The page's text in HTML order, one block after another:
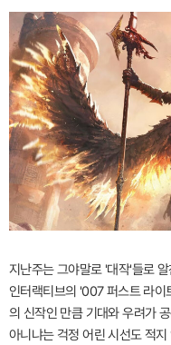
지난주는 그야말로 '대작'들로
인터랙티브의 '007 퍼스트 라이
의 신작인 만큼 기대와 우려가
아니냐는 걱정 어린 시선도 적